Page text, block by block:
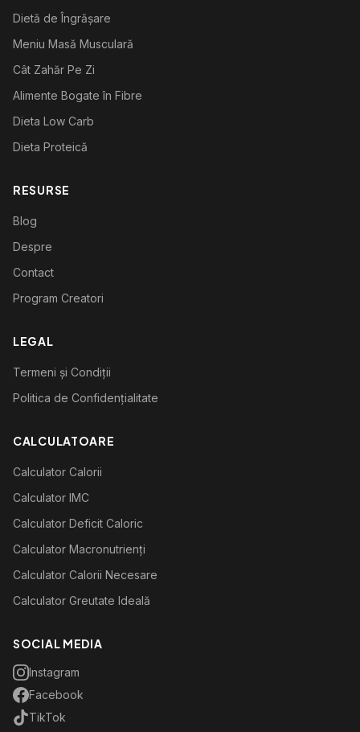
Dietă de Îngrășare
Meniu Masă Musculară
Cât Zahăr Pe Zi
Alimente Bogate în Fibre
Dieta Low Carb
Dieta Proteică
RESURSE
Blog
Despre
Contact
Program Creatori
LEGAL
Termeni și Condiții
Politica de Confidențialitate
CALCULATOARE
Calculator Calorii
Calculator IMC
Calculator Deficit Caloric
Calculator Macronutrienți
Calculator Calorii Necesare
Calculator Greutate Ideală
SOCIAL MEDIA
Instagram
Facebook
TikTok